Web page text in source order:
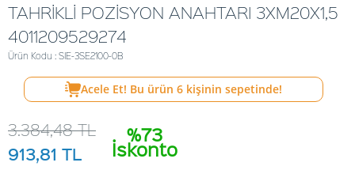
TAHRİKLİ POZİSYON ANAHTARI 3XM20X1,5
4011209529274
Ürün Kodu : SIE-3SE2100-0B
Acele Et! Bu ürün 6 kişinin sepetinde!
%73
İskonto
3.384,48TL
913,81 TL